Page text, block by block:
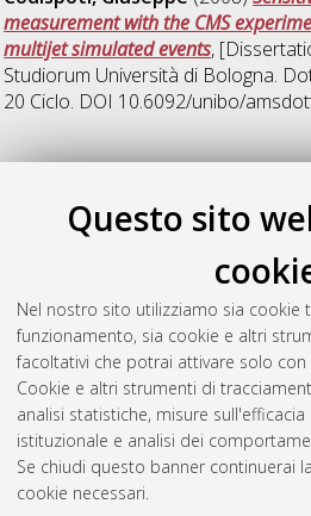
Questo sito
Nel nostro sito utilizziamo sia cookie
funzionamento, sia cookie e altri
facoltativi che potrai attivare solo
Cookie e altri strumenti di
analisi statistiche, misure
istituzionale e analisi dei
Se chiudi questo banner continuerai
cookie necessari.
measurement with the CMS
multijet simulated events,
Studiorum Università di Bologna.
20 Ciclo. DOI 10.6092/unibo/
33
Iemmi, Fabio (2021) Search for
fully hadronic final state targeting
resolved decay of the Higgs boson
[Dissertation thesis], Alma Mater
Bologna. Dottorato di ricerca in
10.6092/unibo/amsdottorato/9628.
Questa lista e' stata generata ilFri
Atom